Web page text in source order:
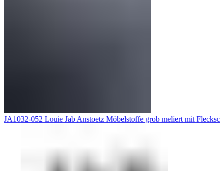
JA1032-052 Louie Jab Anstoetz Möbelstoffe grob meliert mit